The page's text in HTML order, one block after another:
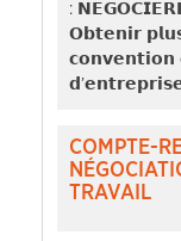
:
𝗢𝗯𝘁𝗲𝗻𝗶𝗿
𝗰𝗼𝗻𝘃𝗲𝗻𝘁𝗶𝗼𝗻
COMPTE-
TRAVAIL